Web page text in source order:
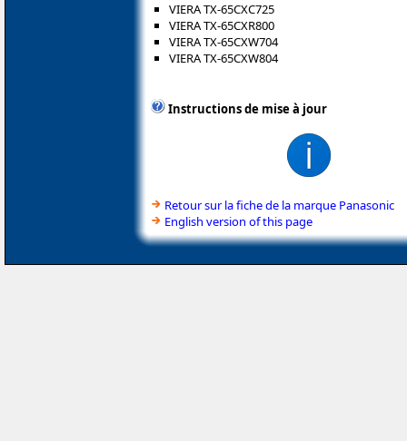
VIERA TX-65CXC725
VIERA TX-65CXR800
VIERA TX-65CXW704
VIERA TX-65CXW804
Instructions de mise à jour
Retour sur la fiche de la marque Panasonic
English version of this page